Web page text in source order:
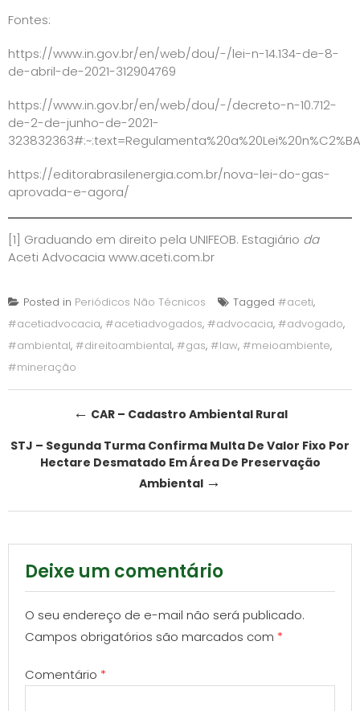
Fontes:
https://www.in.gov.br/en/web/dou/-/lei-n-14.134-de-8-
de-abril-de-2021-312904769
https://www.in.gov.br/en/web/dou/-/decreto-n-10.712-
de-2-de-junho-de-2021-
https://editorabrasilenergia.com.br/nova-lei-do-gas-
aprovada-e-agora/
[1] Graduando em direito pela UNIFEOB. Estagiário da
Aceti Advocacia www.aceti.com.br
Posted in Periódicos Não Técnicos Tagged #aceti,
#acetiadvocacia, #acetiadvogados, #advocacia, #advogado,
#ambiental, #direitoambiental, #gas, #law, #meioambiente,
#mineração
navigation
← CAR – Cadastro Ambiental Rural
STJ – Segunda Turma Confirma Multa De Valor Fixo Por
Hectare Desmatado Em Área De Preservação
Ambiental →
Deixe um comentário
O seu endereço de e-mail não será publicado.
Campos obrigatórios são marcados com *
Comentário *